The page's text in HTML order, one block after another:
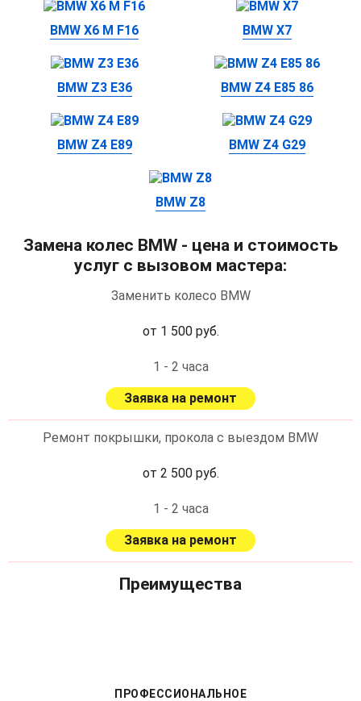
BMW X6 M F16 BMW X7
BMW Z3 E36 BMW Z4 E85 86
BMW Z4 E89 BMW Z4 G29
BMW Z8
Замена колес BMW - цена и стоимость
услуг с вызовом мастера:
Заменить колесо BMW
от 1 500 руб.
1 - 2 часа
Заявка на ремонт
Ремонт покрышки, прокола с выездом BMW
от 2 500 руб.
1 - 2 часа
Заявка на ремонт
Преимущества
ПРОФЕССИОНАЛЬНОЕ